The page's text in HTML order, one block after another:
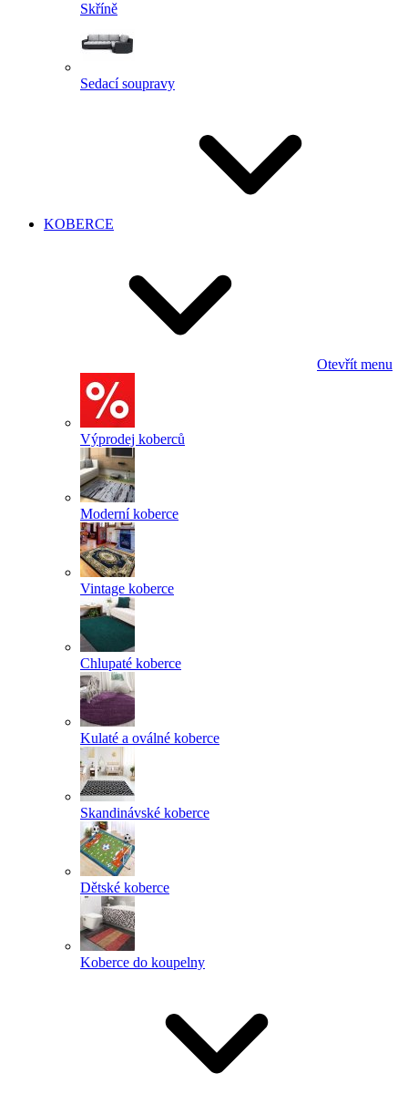
Skříně
Sedací soupravy
KOBERCE
Otevřít menu
Výprodej koberců
Moderní koberce
Vintage koberce
Chlupaté koberce
Kulaté a oválné koberce
Skandinávské koberce
Dětské koberce
Koberce do koupelny